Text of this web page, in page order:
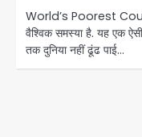
World’s Poorest
वैश्विक समस्या है. यह एक
तक दुनिया नहीं ढूंढ पाई…